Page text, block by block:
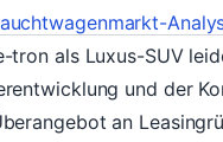
tron als Luxus-SUV
und der
an